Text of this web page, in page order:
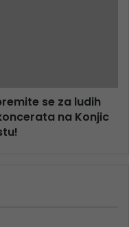
se za ludih
na Konjic